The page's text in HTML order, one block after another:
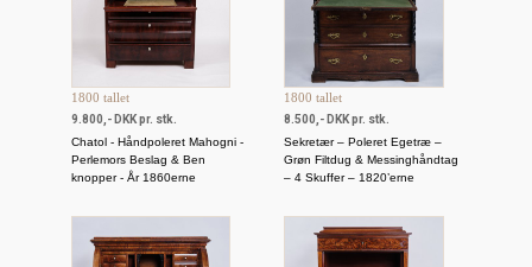
1800 tallet
9.800,- DKK pr. stk.
Chatol - Håndpoleret Mahogni -
Perlemors Beslag & Ben
knopper - År 1860erne
1800 tallet
8.500,- DKK pr. stk.
Sekretær – Poleret Egetræ –
Grøn Filtdug & Messinghåndtag
– 4 Skuffer – 1820’erne